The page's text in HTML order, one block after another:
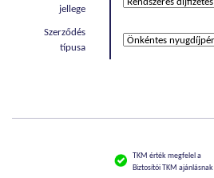
jellege
Szerződés
típusa
TKM érték megfelel a
Biztosítói TKM ajánlásnak